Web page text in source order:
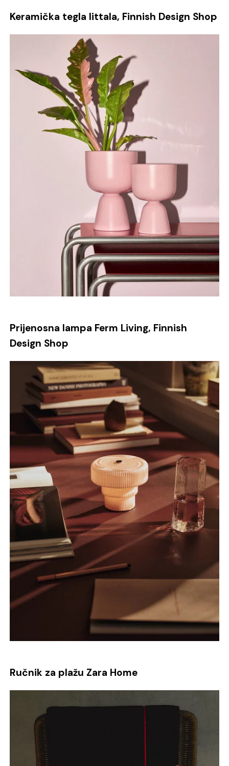
Keramička tegla Iittala, Finnish Design Shop
Prijenosna lampa Ferm Living, Finnish
Design Shop
Ručnik za plažu Zara Home